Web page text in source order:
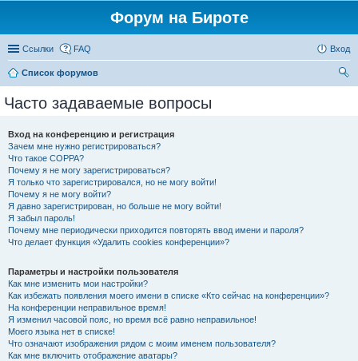
Форум на Бироте
Ссылки FAQ Вход
Список форумов
Часто задаваемые вопросы
Вход на конференцию и регистрация
Зачем мне нужно регистрироваться?
Что такое COPPA?
Почему я не могу зарегистрироваться?
Я только что зарегистрировался, но не могу войти!
Почему я не могу войти?
Я давно зарегистрирован, но больше не могу войти!
Я забыл пароль!
Почему мне периодически приходится повторять ввод имени и пароля?
Что делает функция «Удалить cookies конференции»?
Параметры и настройки пользователя
Как мне изменить мои настройки?
Как избежать появления моего имени в списке «Кто сейчас на конференции»?
На конференции неправильное время!
Я изменил часовой пояс, но время всё равно неправильное!
Моего языка нет в списке!
Что означают изображения рядом с моим именем пользователя?
Как мне включить отображение аватары?